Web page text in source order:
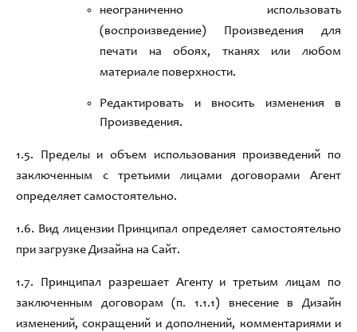
неограниченно использовать
(воспроизведение)
Произведения для
печати на обоях, тканях или любом
материале поверхности.
Редактировать и вносить изменения в
Произведения.
1.5. Пределы и объем использования произведений по
заключенным с третьими лицами договорами Агент
определяет самостоятельно.
1.6. Вид лицензии Принципал определяет самостоятельно
при загрузке Дизайна на Сайт.
1.7. Принципал разрешает Агенту и третьим лицам по
заключенным договорам(п. 1.1.1 ) внесение в Дизайн
изменений, сокращений и дополнений, комментариями и